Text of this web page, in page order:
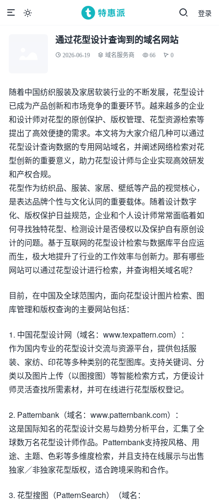
登录

通过花型设计查询到的域名网站
2026-06-19 域名服务商 66 0
随着中国纺织服装及家居软装行业的不断发展，花型设计
已成为产品创新和市场竞争的重要环节。越来越多的企业
和设计师对花型的原创保护、版权管理、花型资源检索等
提出了高效便捷的需求。本文将为大家介绍几种可以通过
花型设计查询数据的专用网站域名，并阐述网络检索对花
型创新的重要意义，助力花型设计师与企业实现高效研发
和产权合规。
花型作为纺织品、服装、家居、壁纸等产品的视觉核心，
是表达品牌个性与文化认同的重要载体。随着设计数字
化、版权保护日益规范，企业和个人设计师常常面临着如
何寻找独特花型、检测设计是否侵权以及保护自有原创设
计的问题。基于互联网的花型设计检索与数据库平台应运
而生，极大地提升了行业的工作效率与创新力。那有哪些
网站可以通过花型设计进行检索，并查询相关域名呢？
目前，在中国及全球范围内，面向花型设计图片检索、图
库管理和版权查询的主要网站包括：
1. 中国花型设计网（域名：www.texpattern.com）：
作为国内专业的花型设计交流与资源平台，提供包括服
装、家纺、印花等多种类别的花型图库。支持关键词、分
类以及图片上传（以图搜图）等智能检索方式，方便设计
师灵活查找所需素材，并可在线进行花型版权登记。
2. Patternbank（域名：www.patternbank.com）：
这是国际知名的花型设计交易与趋势分析平台，汇集了全
球数万名花型设计师作品。Patternbank支持按风格、用
途、主题、色彩等多维度检索，并且支持在线展示与出售
独家／非独家花型版权，适合跨境采购和合作。
3. 花型搜图（PatternSearch）（域名：